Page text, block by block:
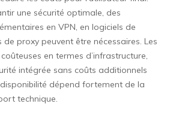
une sécurité optimale, des
en VPN, en logiciels de
de proxy peuvent être nécessaires. Les
en termes d’infrastructure,
intégrée sans coûts additionnels
dépend fortement de la
technique.